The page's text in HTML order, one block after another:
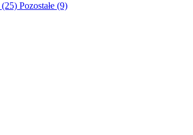
(25) Pozostałe (9)